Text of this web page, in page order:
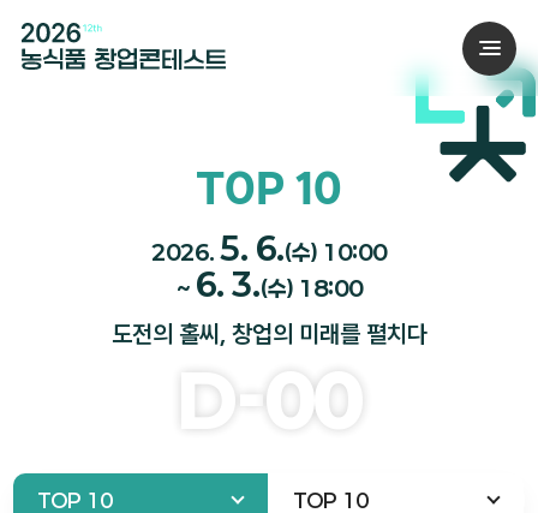
TOP 10
2026. 5. 6.(수) 10:00
~ 6. 3.(수) 18:00
도전의 홀씨, 창업의 미래를 펼치다
D-00
TOP 10 TOP 10